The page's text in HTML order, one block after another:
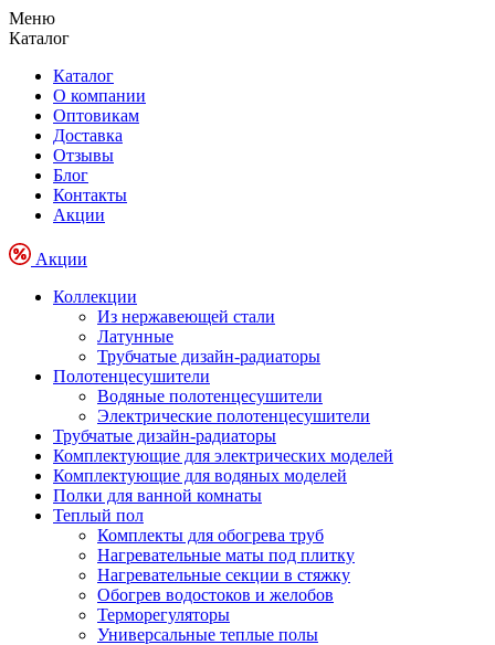
Меню
Каталог
Каталог
О компании
Оптовикам
Доставка
Отзывы
Блог
Контакты
Акции
Акции
Коллекции
Из нержавеющей стали
Латунные
Трубчатые дизайн-радиаторы
Полотенцесушители
Водяные полотенцесушители
Электрические полотенцесушители
Трубчатые дизайн-радиаторы
Комплектующие для электрических моделей
Комплектующие для водяных моделей
Полки для ванной комнаты
Теплый пол
Комплекты для обогрева труб
Нагревательные маты под плитку
Нагревательные секции в стяжку
Обогрев водостоков и желобов
Терморегуляторы
Универсальные теплые полы